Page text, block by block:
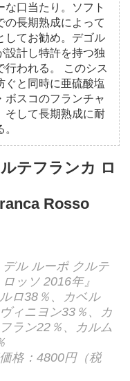
口当たり。ソフト
の長期熟成によって
してお勧め。デゴル
設計し特許を持つ独
行われる。 このシス
ぐと同時に亜硫酸塩
ボスコのフランチャ
そして長期熟成に耐
テフランカ ロ
Rosso
デル ルーポ クルテ
ッソ 2016年』
ロ38％、カベル
ィニヨン33％、カ
ラン22％、カルム
格：4800円（税